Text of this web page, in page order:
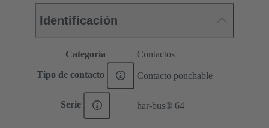
Identificación
Categoría Contactos
Tipo de contacto Contacto ponchable
Serie har-bus® 64